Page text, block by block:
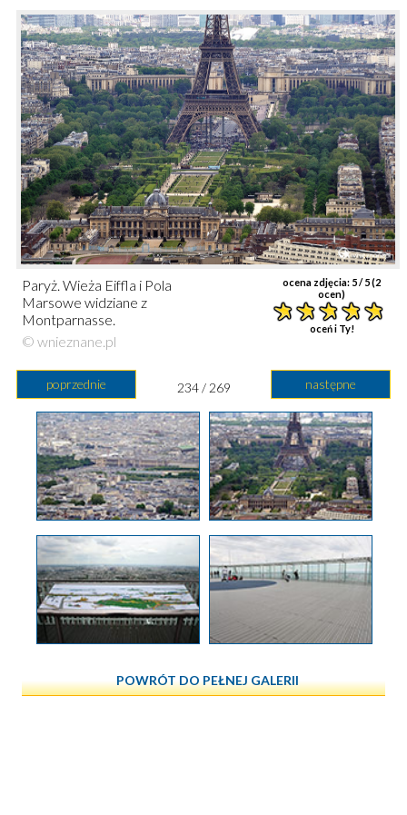
ocena zdjęcia: 5/ 5 (2
ocen)
oceń i Ty!
Paryż. Wieża Eiffla i Pola
Marsowe widziane z
Montparnasse.
© wnieznane.pl
poprzednie następne
234 / 269
POWRÓT DO PEŁNEJ GALERII